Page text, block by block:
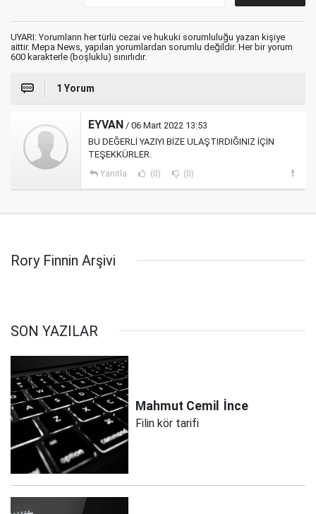
UYARI: Yorumların her türlü cezai ve hukuki sorumluluğu yazan kişiye
aittir. Mepa News, yapılan yorumlardan sorumlu değildir. Her bir yorum
600 karakterle (boşluklu) sınırlıdır.
1 Yorum
EYVAN / 06 Mart 2022 13:53
BU DEĞERLİ YAZIYI BİZE ULAŞTIRDIĞINIZ İÇİN
TEŞEKKÜRLER.
Yanıtla (0) (0)
Rory Finnin Arşivi
SON YAZILAR
Mahmut Cemil İnce
Filin kör tarifi